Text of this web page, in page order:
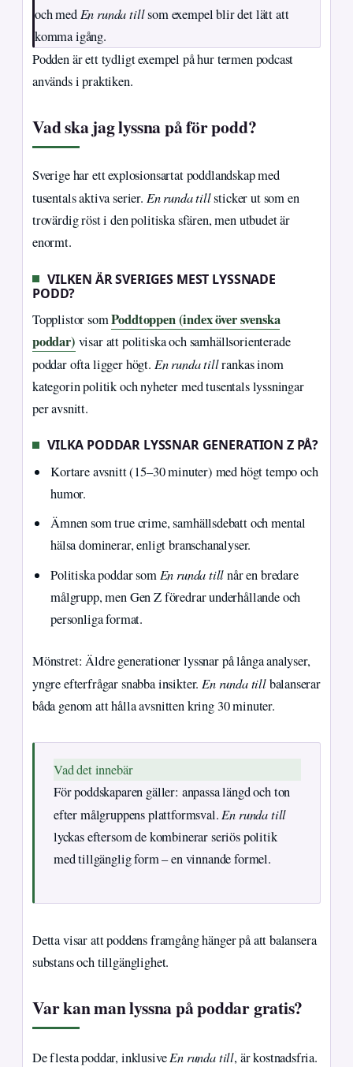
och med En runda tillsom exempel blir det lätt att
komma igång.
Podden är ett tydligt exempel på hur termen podcast
används i praktiken.
Vad ska jag lyssna på för podd?
Sverige har ett explosionsartat poddlandskap med
tusentals aktiva serier. En runda tillsticker ut som en
trovärdig röst i den politiska sfären, men utbudet är
enormt.
VILKEN ÄR SVERIGES MEST LYSSNADE
PODD?
Topplistor somPoddtoppen (index över svenska
poddar) visar att politiska och samhällsorienterade
poddar ofta ligger högt. En runda tillrankas inom
kategorin politik och nyheter med tusentals lyssningar
per avsnitt.
VILKA PODDAR LYSSNAR GENERATION Z PÅ?
Kortare avsnitt (15–30 minuter) med högt tempo och
humor.
Ämnen som true crime, samhällsdebatt och mental
hälsa dominerar, enligt branschanalyser.
Politiska poddar som En runda tillnår en bredare
målgrupp, men Gen Z föredrar underhållande och
personliga format.
Mönstret: Äldre generationer lyssnar på långa analyser,
yngre efterfrågar snabba insikter.En runda tillbalanserar
båda genom att hålla avsnitten kring 30 minuter.
Vad det innebär
För poddskaparen gäller: anpassa längd och ton
efter målgruppens plattformsval.En runda till
lyckas eftersom de kombinerar seriös politik
med tillgänglig form – en vinnande formel.
Detta visar att poddens framgång hänger på att balansera
substans och tillgänglighet.
Var kan man lyssna på poddar gratis?
De flesta poddar, inklusiveEn runda till, är kostnadsfria.